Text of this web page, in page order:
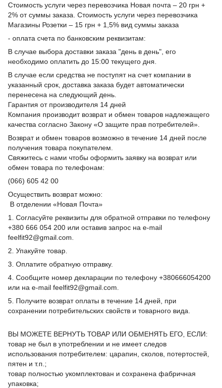
Стоимость услуги через перевозчика Новая почта – 20 грн +
2% от суммы заказа. Стоимость услуги через перевозчика
Магазины Розетки – 15 грн + 1,5% вид суммы заказа
- оплата счета по банковским реквизитам:
В случае выбора доставки заказа "день в день", его
необходимо оплатить до 15:00 текущего дня.
В случае если средства не поступят на счет компании в
указанный срок, доставка заказа будет автоматически
перенесена на следующий день.
Гарантия от производителя 14 дней
Компания производит возврат и обмен товаров надлежащего
качества согласно Закону «О защите прав потребителей».
Возврат и обмен товаров возможно в течение 14 дней после
получения товара покупателем.
Свяжитесь с нами чтобы оформить заявку на возврат или
обмен товара по телефонам:
(066) 605 42 00
Осуществить возврат можно:
В отделении «Новая Почта»
1. Согласуйте реквизиты для обратной отправки по телефону
+380 666 054 200 или оставив запрос на e-mail
feelfit92@gmail.com.
2. Упакуйте товар.
3. Оплатите обратную отправку.
4. Сообщите номер декларации по телефону +380666054200
или на e-mail feelfit92@gmail.com.
5. Получите возврат оплаты в течение 14 дней, при
сохранении потребительских свойств и товарного вида.
ВЫ МОЖЕТЕ ВЕРНУТЬ ТОВАР ИЛИ ОБМЕНЯТЬ ЕГО, ЕСЛИ:
товар не был в употреблении и не имеет следов
использования потребителем: царапин, сколов, потертостей,
пятен и т.п.;
товар полностью укомплектован и сохранена фабричная
упаковка;